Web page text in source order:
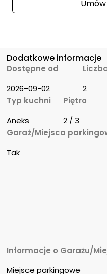
Dodatkowe informacje
Dostępne od
2026-09-02
2
Typ kuchni
Aneks
Piętro
2 / 3
Garaż/Miejsca
Tak
Informacje o Garażu/
Miejsce parkingowe